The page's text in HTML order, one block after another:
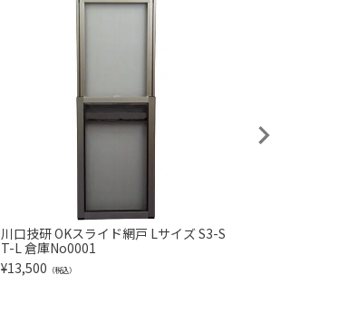
川口技研 OKスライド網戸 Lサイズ S3-S
T-L 倉庫No0001
¥13,500 （税込）